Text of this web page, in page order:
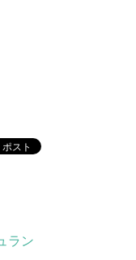
ラン